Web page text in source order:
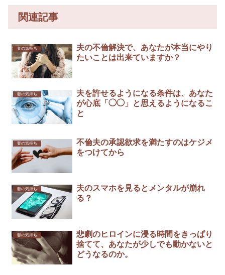
関連記事
妻の気持ち
夫の不倫解決で、あなたが本当にやり
たいことは出来ていますか？
妻の気持ち
夫を許せるようになる条件は、あなた
が心底「◯◯」と思えるようになるこ
と
妻の気持ち
不倫夫の承認欲求を満たすのはケジメ
をつけてから
妻の気持ち
夫のスマホを見るとメンタルが崩れ
る？
妻の気持ち
悲劇のヒロインに浸る時間をきっぱり
捨てて、あなたが少しでも動かないと
どうなるのか。